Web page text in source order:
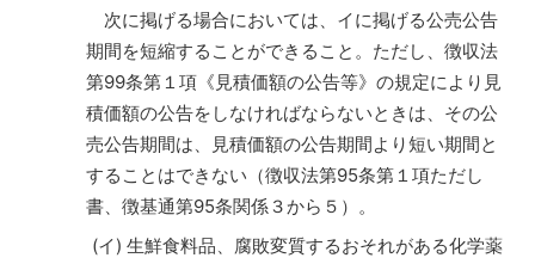
次に掲げる場合においては、イに掲げる公売公告
期間を短縮することができること。ただし、徴収法
第99条第１項《見積価額の公告等》の規定により見
積価額の公告をしなければならないときは、その公
売公告期間は、見積価額の公告期間より短い期間と
することはできない（徴収法第95条第１項ただし
書、徴基通第95条関係３から５）。
(イ) 生鮮食料品、腐敗変質するおそれがある化学薬